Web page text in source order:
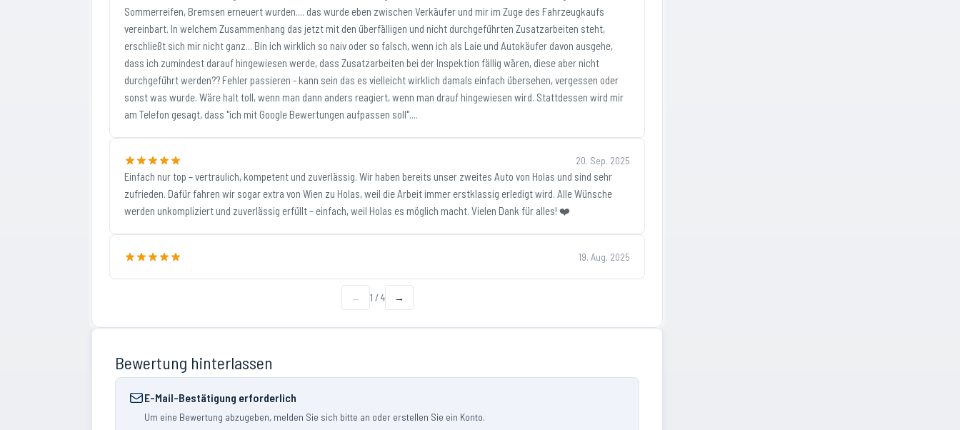
Sommerreifen, Bremsen erneuert wurden.... das wurde eben zwischen Verkäufer und mir im Zuge des Fahrzeugkaufs
vereinbart. In welchem Zusammenhang das jetzt mit den überfälligen und nicht durchgeführten Zusatzarbeiten steht,
erschließt sich mir nicht ganz... Bin ich wirklich so naiv oder so falsch, wenn ich als Laie und Autokäufer davon ausgehe,
dass ich zumindest darauf hingewiesen werde, dass Zusatzarbeiten bei der Inspektion fällig wären, diese aber nicht
durchgeführt werden?? Fehler passieren - kann sein das es vielleicht wirklich damals einfach übersehen, vergessen oder
sonst was wurde. Wäre halt toll, wenn man dann anders reagiert, wenn man drauf hingewiesen wird. Stattdessen wird mir
am Telefon gesagt, dass "ich mit Google Bewertungen aufpassen soll"....
20. Sep. 2025
Einfach nur top – vertraulich, kompetent und zuverlässig. Wir haben bereits unser zweites Auto von Holas und sind sehr
zufrieden. Dafür fahren wir sogar extra von Wien zu Holas, weil die Arbeit immer erstklassig erledigt wird. Alle Wünsche
werden unkompliziert und zuverlässig erfüllt – einfach, weil Holas es möglich macht. Vielen Dank für alles! ❤️
19. Aug. 2025
← 1 / 4 →
Bewertung hinterlassen
E-Mail-Bestätigung erforderlich
Um eine Bewertung abzugeben, melden Sie sich bitte an oder erstellen Sie ein Konto.